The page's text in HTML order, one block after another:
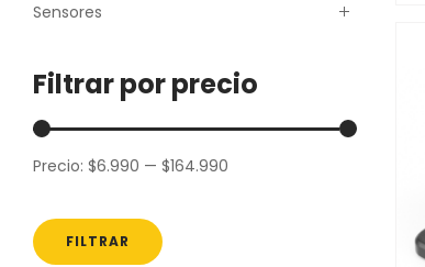
Sensores
Filtrar por precio
Precio
mínimo
Precio
máximoFILTRAR
Precio: $6.990 — $164.990